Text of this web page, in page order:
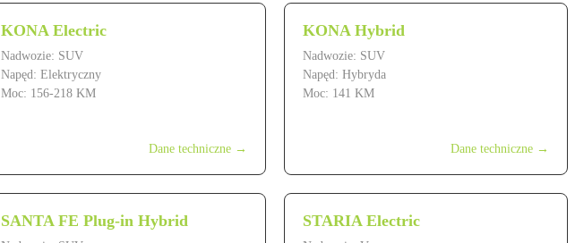
KONA Electric
Nadwozie: SUV
Napęd: Elektryczny
Moc: 156-218 KM
Dane techniczne →
KONA Hybrid
Nadwozie: SUV
Napęd: Hybryda
Moc: 141 KM
Dane techniczne →
SANTA FE Plug-in Hybrid STARIA Electric